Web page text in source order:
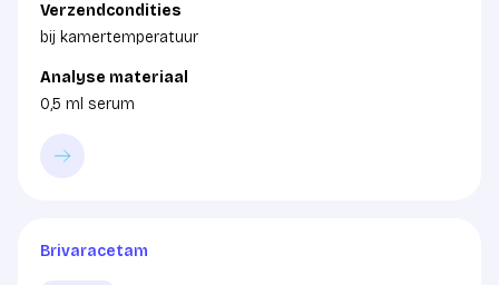
Verzendcondities
bij kamertemperatuur
Analyse materiaal
0,5 ml serum
Brivaracetam